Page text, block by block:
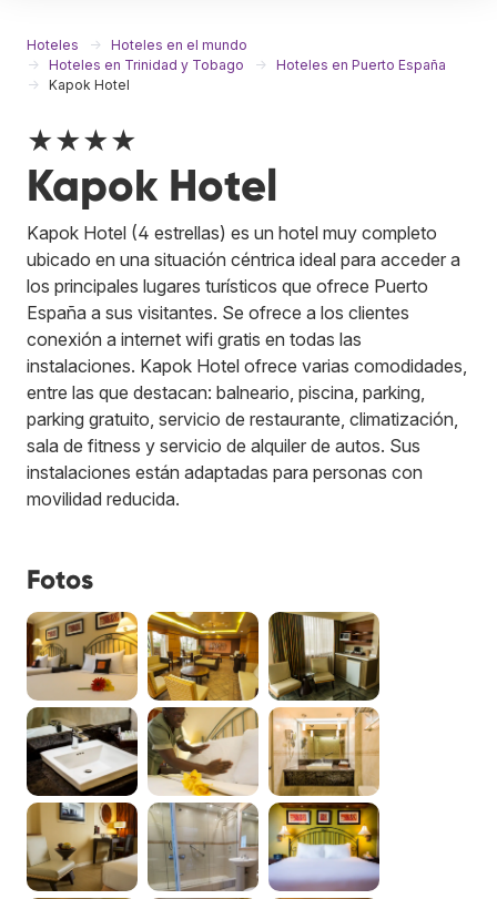
Hoteles
Hoteles en el mundo
Hoteles en Trinidad y Tobago
Hoteles en Puerto España
Kapok Hotel
★★★★
Kapok Hotel
Kapok Hotel (4 estrellas) es un hotel muy completo
ubicado en una situación céntrica ideal para acceder a
los principales lugares turísticos que ofrece Puerto
España a sus visitantes. Se ofrece a los clientes
conexión a internet wifi gratis en todas las
instalaciones. Kapok Hotel ofrece varias comodidades,
entre las que destacan: balneario, piscina, parking,
parking gratuito, servicio de restaurante, climatización,
sala de fitness y servicio de alquiler de autos. Sus
instalaciones están adaptadas para personas con
movilidad reducida.
Fotos